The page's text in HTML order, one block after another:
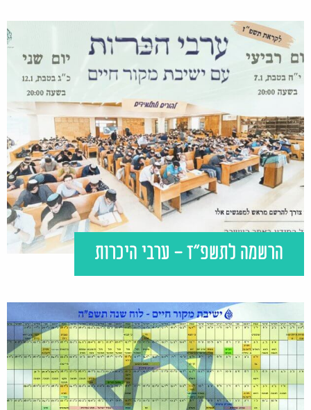
הרשמה לתשפ"ז - ערבי היכרות